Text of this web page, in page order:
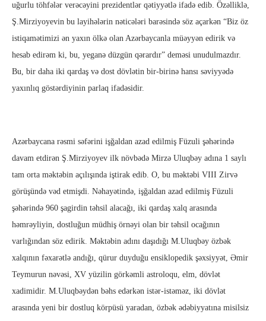
uğurlu töhfələr verəcəyini prezidentlər qətiyyətlə ifadə edib. Özəlliklə,
Ş.Mirziyoyevin bu layihələrin nəticələri barəsində söz açarkən “Biz öz
istiqamətimizi ən yaxın ölkə olan Azərbaycanla müəyyən edirik və
hesab edirəm ki, bu, yeganə düzgün qərardır” deməsi unudulmazdır.
Bu, bir daha iki qardaş və dost dövlətin bir-birinə hansı səviyyədə
yaxınlıq göstərdiyinin parlaq ifadəsidir.
Azərbaycana rəsmi səfərini işğaldan azad edilmiş Füzuli şəhərində
davam etdirən Ş.Mirziyoyev ilk növbədə Mirzə Uluqbəy adına 1 saylı
tam orta məktəbin açılışında iştirak edib. O, bu məktəbi VIII Zirvə
görüşündə vəd etmişdi. Nəhayətində, işğaldan azad edilmiş Füzuli
şəhərində 960 şagirdin təhsil alacağı, iki qardaş xalq arasında
həmrəyliyin, dostluğun müdhiş örnəyi olan bir təhsil ocağının
varlığından söz edirik. Məktəbin adını daşıdığı M.Uluqbəy özbək
xalqının fəxarətlə andığı, qürur duyduğu ensiklopedik şəxsiyyət, Əmir
Teymurun nəvəsi, XV yüzilin görkəmli astroloqu, elm, dövlət
xadimidir. M.Uluqbəydən bəhs edərkən istər-istəməz, iki dövlət
arasında yeni bir dostluq körpüsü yaradan, özbək ədəbiyyatına misilsiz